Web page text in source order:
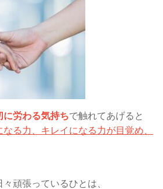
に労わる気持ちで触れてあげると
なる力、キレイになる力が目覚め、
頑張っているひとは、